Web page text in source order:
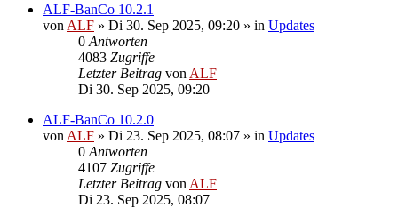
ALF-BanCo 10.2.1
von ALF » Di 30. Sep 2025, 09:20 » in Updates
0 Antworten
4083 Zugriffe
Letzter Beitrag von ALF
Di 30. Sep 2025, 09:20
ALF-BanCo 10.2.0
von ALF » Di 23. Sep 2025, 08:07 » in Updates
0 Antworten
4107 Zugriffe
Letzter Beitrag von ALF
Di 23. Sep 2025, 08:07